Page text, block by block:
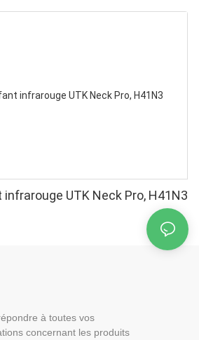
UTK Neck Pro, H41N3
à toutes vos
concernant les produits